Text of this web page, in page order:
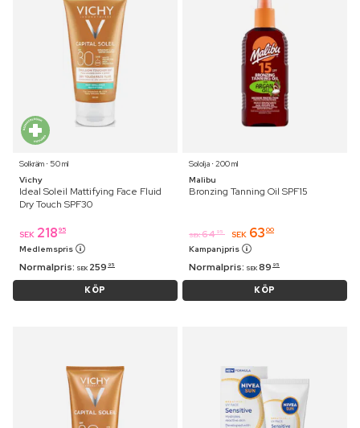
Solkräm ⋅ 50 ml
Vichy
Ideal Soleil Mattifying Face Fluid
Dry Touch SPF30
SEK 218 95
Medlemspris
Normalpris: SEK 259 95
KÖP
Sololja ⋅ 200 ml
Malibu
Bronzing Tanning Oil SPF15
SEK 64 95 SEK 63 00
Kampanjpris
Normalpris: SEK 89 95
KÖP